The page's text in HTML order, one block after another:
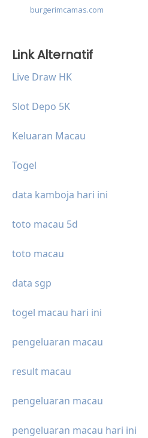
burgerimcamas.com
Link Alternatif
Live Draw HK
Slot Depo 5K
Keluaran Macau
Togel
data kamboja hari ini
toto macau 5d
toto macau
data sgp
togel macau hari ini
pengeluaran macau
result macau
pengeluaran macau
pengeluaran macau hari ini